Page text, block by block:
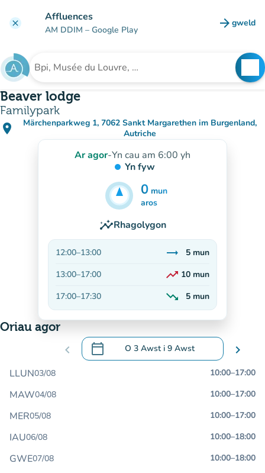
clear Affluences
AM DDIM – Google Play arrow_forward gweld
(tab
Chwilio am sefydliad
Beaver lodge
Familypark
place
Märchenparkweg 1, 7062 Sankt Margarethen im Burgenland,
Autriche
(agor yn Google Maps)
(tab newydd)
Ar agor-Yn cau am 6:00 yh
Yn fyw
0 mun
5mun
aros
insightsRhagolygon
12:00–13:00 trending_flat 5 mun
13:00–17:00 trending_up 10 mun
17:00–17:30 trending_down
Yn lleihau
5 mun
Oriau agor
chevron_left calendar_today O 3 Awst i 9 Awst
.Agor y calendr i newid dyddiadau chevron_right
LLUN03/08 10:00–17:00
MAW04/08 10:00–17:00
MER05/08 10:00–17:00
IAU06/08 10:00–18:00
GWE07/08 10:00–18:00